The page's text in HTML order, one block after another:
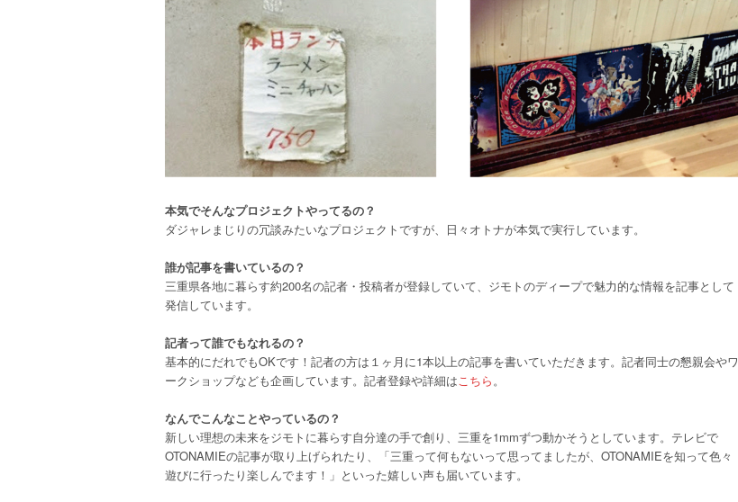
本気でそんなプロジェクトやってるの？
ダジャレまじりの冗談みたいなプロジェクトですが、日々オトナが本気で実行しています。
誰が記事を書いているの？
三重県各地に暮らす約200名の記者・投稿者が登録していて、ジモトのディープで魅力的な情報を記事として
発信しています。
記者って誰でもなれるの？
基本的にだれでもOKです！記者の方は１ヶ月に1本以上の記事を書いていただきます。記者同士の懇親会やワ
ークショップなども企画しています。記者登録や詳細は こちら 。
なんでこんなことやっているの？
新しい理想の未来をジモトに暮らす自分達の手で創り、三重を1mmずつ動かそうとしています。テレビで
OTONAMIEの記事が取り上げられたり、「三重って何もないって思ってましたが、OTONAMIEを知って色々
遊びに行ったり楽しんでます！」といった嬉しい声も届いています。